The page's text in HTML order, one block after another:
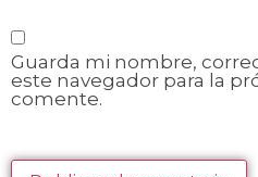
Guarda mi nombre,
este navegador para la
comente.